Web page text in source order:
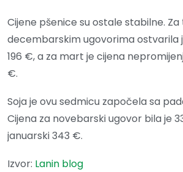
Cijene pšenice su ostale stabilne.
decembarskim ugovorima ostvarila
196 €, a za mart je cijena
€.
Soja je ovu sedmicu započela sa
Cijena za novebarski ugovor bila je
januarski 343 €.
Izvor: Lanin blog